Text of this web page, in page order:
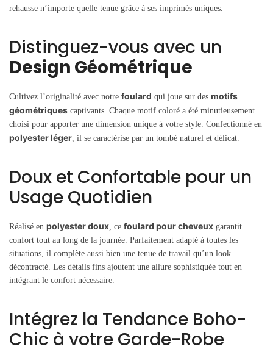
rehausse n’importe quelle tenue grâce à ses imprimés uniques.
Distinguez-vous avec un
Design Géométrique
Cultivez l’originalité avec notre foulard qui joue sur des motifs
géométriques captivants. Chaque motif coloré a été minutieusement
choisi pour apporter une dimension unique à votre style. Confectionné en
polyester léger , il se caractérise par un tombé naturel et délicat.
Doux et Confortable pour un
Usage Quotidien
Réalisé en polyester doux , ce foulard pour cheveux garantit
confort tout au long de la journée. Parfaitement adapté à toutes les
situations, il complète aussi bien une tenue de travail qu’un look
décontracté. Les détails fins ajoutent une allure sophistiquée tout en
intégrant le confort nécessaire.
Intégrez la Tendance Boho-
Chic à votre Garde-Robe